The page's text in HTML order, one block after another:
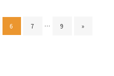
6 7 … 9 »